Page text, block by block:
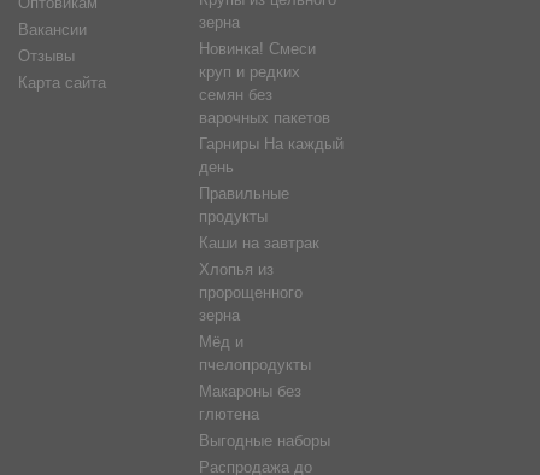
Вакансии
Отзывы
Карта сайта
зерна
Новинка! Смеси
круп и редких
семян без
варочных пакетов
Гарниры На каждый
день
Правильные
продукты
Каши на завтрак
Хлопья из
пророщенного
зерна
Мёд и
пчелопродукты
Макароны без
глютена
Выгодные наборы
Распродажа до